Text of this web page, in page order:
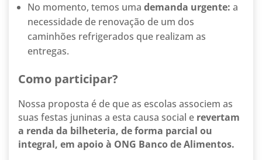
No momento, temos uma demanda urgente: a
necessidade de renovação de um dos
caminhões refrigerados que realizam as
entregas.
Como participar?
Nossa proposta é de que as escolas associem as
suas festas juninas a esta causa social e revertam
a renda da bilheteria, de forma parcial ou
integral, em apoio à ONG Banco de Alimentos.